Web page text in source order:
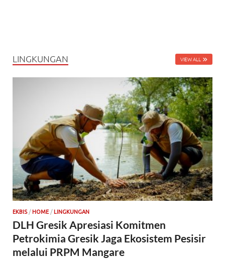
LINGKUNGAN VIEW ALL
EKBIS/ HOME / LINGKUNGAN
DLH Gresik Apresiasi Komitmen
Petrokimia Gresik Jaga Ekosistem Pesisir
melalui PRPM Mangare